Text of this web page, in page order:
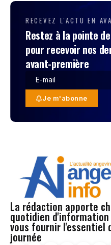
RECEVEZ L'ACTU EN
Restez à la pointe
pour recevoir nos
avant-première
Je m'abonne
La rédaction apporte
quotidien
vous fournir l'essentiel
journée